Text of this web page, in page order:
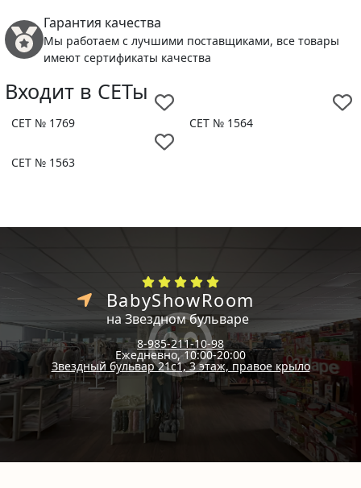
Гарантия качества
Мы работаем с лучшими поставщиками, все товары
имеют сертификаты качества
Входит в СЕТы
СЕТ № 1769 СЕТ № 1564
СЕТ № 1563
BabyShowRoom
на Звездном бульваре
8-985-211-10-98
Ежедневно, 10:00-20:00
Звездный бульвар 21с1, 3 этаж, правое крыло